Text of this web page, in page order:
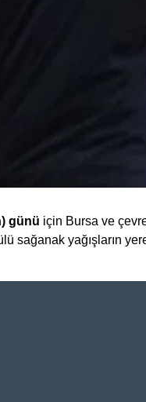
günü için Bursa ve
sağanak yağışların